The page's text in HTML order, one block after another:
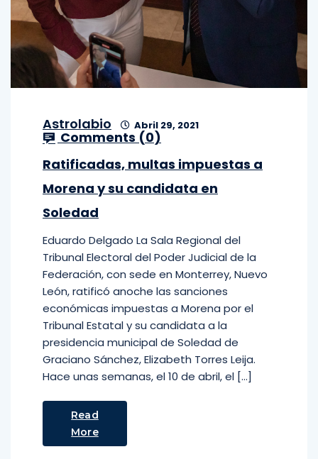
Astrolabio Abril 29, 2021
Comments (0)
Ratificadas, multas impuestas a
Morena y su candidata en
Soledad
Eduardo Delgado La Sala Regional del
Tribunal Electoral del Poder Judicial de la
Federación, con sede en Monterrey, Nuevo
León, ratificó anoche las sanciones
económicas impuestas a Morena por el
Tribunal Estatal y su candidata a la
presidencia municipal de Soledad de
Graciano Sánchez, Elizabeth Torres Leija.
Hace unas semanas, el 10 de abril, el […]
Read
More